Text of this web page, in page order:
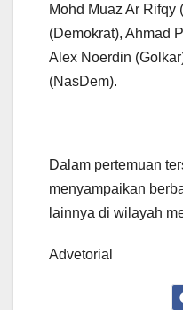
Mohd Muaz Ar Rifqy
(Demokrat), Ahmad
Alex Noerdin
(NasDem).
Dalam pertemuan
menyampaikan
lainnya di wilayah
Advetorial